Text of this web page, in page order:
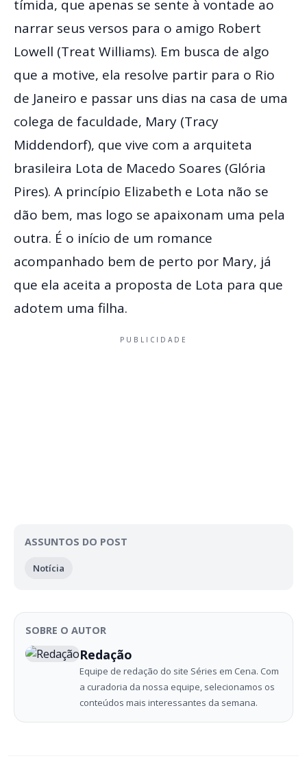
tímida, que apenas se sente à vontade ao
narrar seus versos para o amigo Robert
Lowell (Treat Williams). Em busca de algo
que a motive, ela resolve partir para o Rio
de Janeiro e passar uns dias na casa de uma
colega de faculdade, Mary (Tracy
Middendorf), que vive com a arquiteta
brasileira Lota de Macedo Soares (Glória
Pires). A princípio Elizabeth e Lota não se
dão bem, mas logo se apaixonam uma pela
outra. É o início de um romance
acompanhado bem de perto por Mary, já
que ela aceita a proposta de Lota para que
adotem uma filha.
PUBLICIDADE
ASSUNTOS DO POST
Notícia
SOBRE O AUTOR
Redação
Equipe de redação do site Séries em Cena. Com
a curadoria da nossa equipe, selecionamos os
conteúdos mais interessantes da semana.